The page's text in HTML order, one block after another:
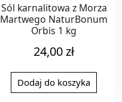
Sól karnalitowa z Morza
Martwego NaturBonum
Orbis 1 kg
24,00zł
Dodaj do koszyka